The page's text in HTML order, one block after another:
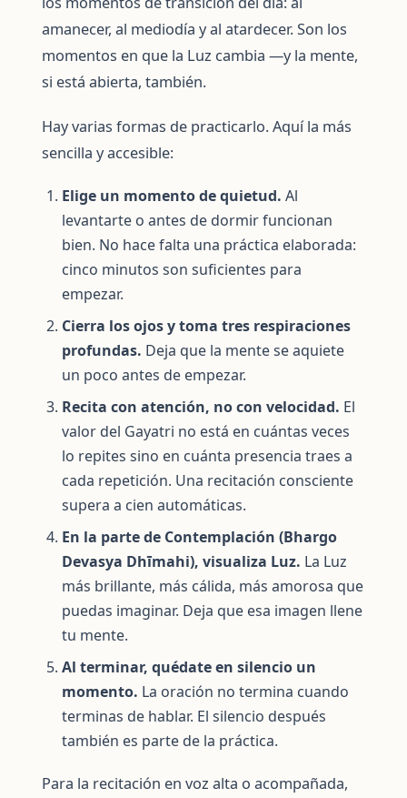
amanecer, al mediodía y al atardecer. Son los
momentos en que la Luz cambia —y la mente,
si está abierta, también.
Hay varias formas de practicarlo. Aquí la más
sencilla y accesible:
Elige un momento de quietud. Al
levantarte o antes de dormir funcionan
bien. No hace falta una práctica elaborada:
cinco minutos son suficientes para
empezar.
Cierra los ojos y toma tres respiraciones
profundas. Deja que la mente se aquiete
un poco antes de empezar.
Recita con atención, no con velocidad. El
valor del Gayatri no está en cuántas veces
lo repites sino en cuánta presencia traes a
cada repetición. Una recitación consciente
supera a cien automáticas.
En la parte de Contemplación (Bhargo
Devasya Dhīmahi), visualiza Luz. La Luz
más brillante, más cálida, más amorosa que
puedas imaginar. Deja que esa imagen llene
tu mente.
Al terminar, quédate en silencio un
momento. La oración no termina cuando
terminas de hablar. El silencio después
también es parte de la práctica.
Para la recitación en voz alta o acompañada,